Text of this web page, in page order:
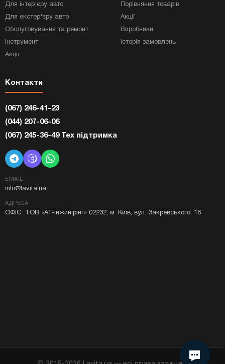
Для інтер'єру авто
Для екстер'єру авто
Обслуговування та ремонт
Інструмент
Акції
Порівняння товарів
Акції
Виробники
Історія замовлень
Контакти
(067) 246-41-23
(044) 207-06-06
(067) 245-36-49 Тех підтримка
EMAIL
info@lavita.ua
АДРЕСА
ОФІС: ТОВ «АТ-Інжинірінг» 02232, м. Київ, вул. Закревського, 16
браузері.